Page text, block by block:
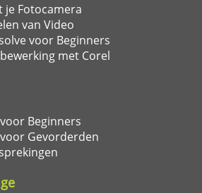
je Fotocamera
van Video
voor Beginners
met Corel
Beginners
Gevorderden